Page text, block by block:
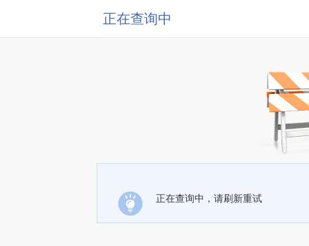
正在查询中
正在查询中，请刷新重试